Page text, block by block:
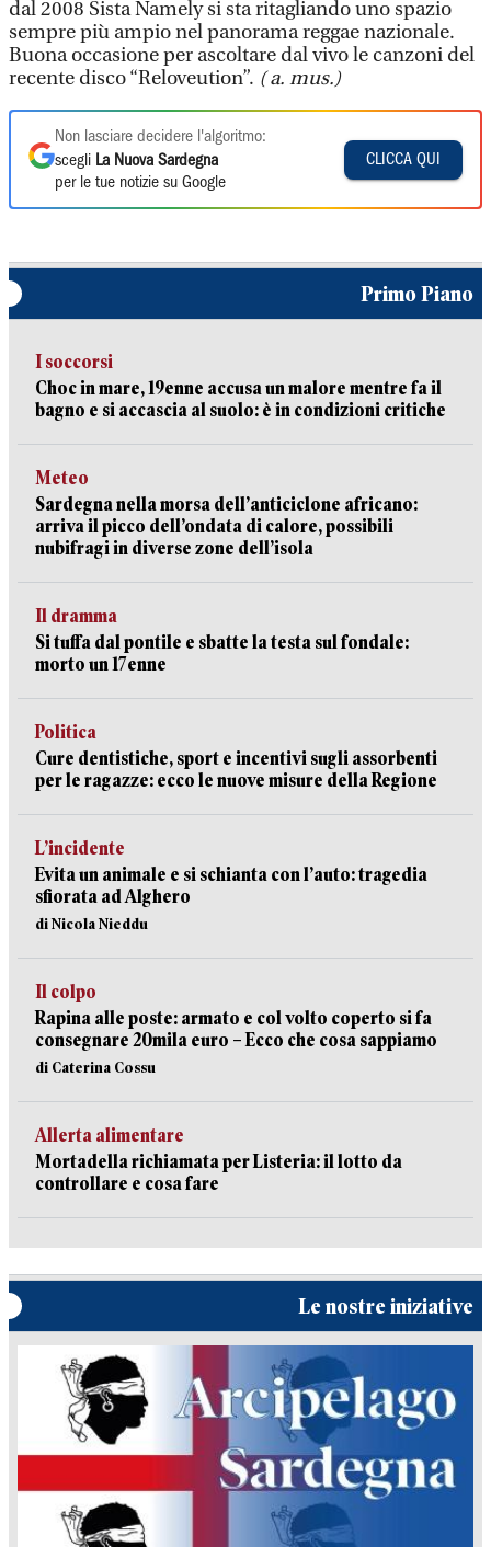
dal 2008 Sista Namely si sta ritagliando uno spazio
sempre più ampio nel panorama reggae nazionale.
Buona occasione per ascoltare dal vivo le canzoni del
recente disco “Reloveution”. ( a. mus.)
Non lasciare decidere l'algoritmo:
scegli La Nuova Sardegna
per le tue notizie su Google
CLICCA QUI
Primo Piano
I soccorsi
Choc in mare, 19enne accusa un malore mentre fa il
bagno e si accascia al suolo: è in condizioni critiche
Meteo
Sardegna nella morsa dell’anticiclone africano:
arriva il picco dell’ondata di calore, possibili
nubifragi in diverse zone dell’isola
Il dramma
Si tuffa dal pontile e sbatte la testa sul fondale:
morto un 17enne
Politica
Cure dentistiche, sport e incentivi sugli assorbenti
per le ragazze: ecco le nuove misure della Regione
L’incidente
Evita un animale e si schianta con l’auto: tragedia
sfiorata ad Alghero
di Nicola Nieddu
Il colpo
Rapina alle poste: armato e col volto coperto si fa
consegnare 20mila euro – Ecco che cosa sappiamo
di Caterina Cossu
Allerta alimentare
Mortadella richiamata per Listeria: il lotto da
controllare e cosa fare
Le nostre iniziative